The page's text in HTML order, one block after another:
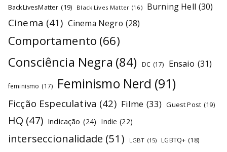
BackLivesMatter (19) Black Lives Matter (16) Burning Hell (30)
Cinema (41) Cinema Negro (28)
Comportamento (66)
Consciência Negra (84) DC (17) Ensaio (31)
feminismo (17) Feminismo Nerd (91)
Ficção Especulativa (42) Filme (33) Guest Post (19)
HQ (47) Indicação (24) Indie (22)
interseccionalidade (51) LGBT (15) LGBTQ+ (18)